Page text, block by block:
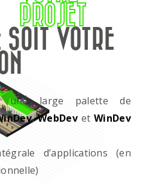
PROJET
SOIT VOTRE
une large palette de
,WebDevet WinDev
d’applications (en